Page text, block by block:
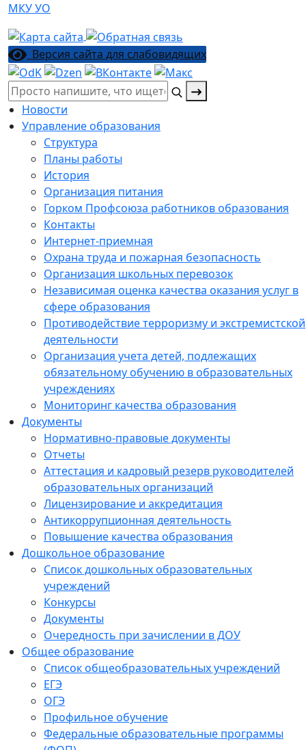
МКУ УО
Версия сайта для слабовидящих
Поиск:
Новости
Управление образования
Структура
Планы работы
История
Организация питания
Горком Профсоюза работников образования
Контакты
Интернет-приемная
Охрана труда и пожарная безопасность
Организация школьных перевозок
Независимая оценка качества оказания услуг в
сфере образования
Противодействие терроризму и экстремистской
деятельности
Организация учета детей, подлежащих
обязательному обучению в образовательных
учреждениях
Мониторинг качества образования
Документы
Нормативно-правовые документы
Отчеты
Аттестация и кадровый резерв руководителей
образовательных организаций
Лицензирование и аккредитация
Антикоррупционная деятельность
Повышение качества образования
Дошкольное образование
Список дошкольных образовательных
учреждений
Конкурсы
Документы
Очередность при зачислении в ДОУ
Общее образование
Список общеобразовательных учреждений
ЕГЭ
ОГЭ
Профильное обучение
Федеральные образовательные программы